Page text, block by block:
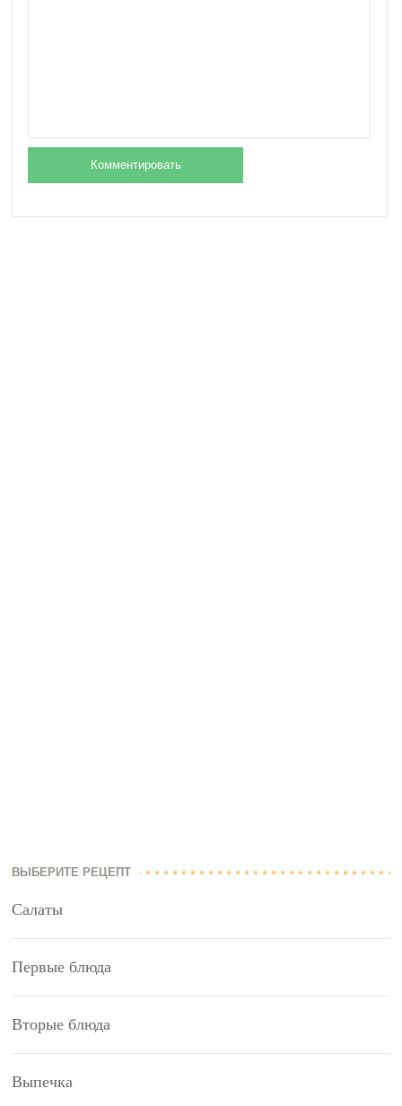
ВЫБЕРИТЕ РЕЦЕПТ
Салаты
Первые блюда
Вторые блюда
Выпечка